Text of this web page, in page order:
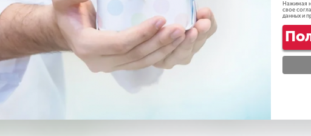
Нажимая
свое
данных и